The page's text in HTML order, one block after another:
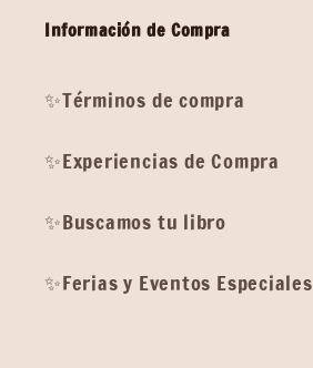
Información de Compra
✨Términos de compra
✨Experiencias de Compra
✨Buscamos tu libro
✨Ferias y Eventos Especiales